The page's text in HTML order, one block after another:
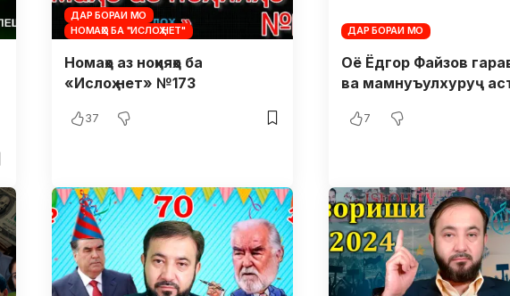
ДАР БОРАИ МО
НОМАҲО БА "ИСЛОҲ.НЕТ"
Номаҳо аз ноҳияҳо ба
«Ислоҳ.нет» №173
37
ДАР БОРАИ МО
Оё Ёдгор Файзов
ва мамнуъулхуруҷ
7